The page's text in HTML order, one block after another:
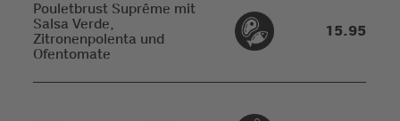
Pouletbrust Suprême mit
Salsa Verde,
Zitronenpolenta und
Ofentomate
15.95